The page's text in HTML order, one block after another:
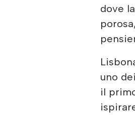
dove
uno
il